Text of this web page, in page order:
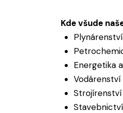
Kde všude
Energetika